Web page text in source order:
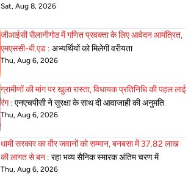
Sat, Aug 8, 2026
जीआईसी सैलानीगोठ में गणित प्रवक्ता के लिए आवेदन आमंत्रित,
एमएससी-बी.एड : अभ्यर्थियों को मिलेगी वरीयता
Thu, Aug 6, 2026
ग्रामीणों की मांग पर खुला रास्ता, विधायक प्रतिनिधि की पहल लाई
रंग : एनएचपीसी ने सुरक्षा के साथ दी आवाजाही की अनुमति
Thu, Aug 6, 2026
धामी सरकार का वीर जवानों को सम्मान, बनबसा में 37.82 लाख
की लागत से बन : रहा भव्य सैनिक स्मारक अंतिम चरण में
Thu, Aug 6, 2026